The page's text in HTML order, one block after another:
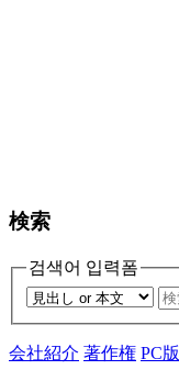
検索
검색어 입력폼
会社紹介 著作権 PC版